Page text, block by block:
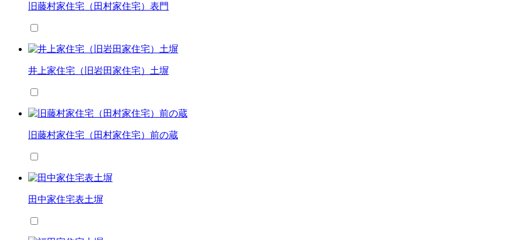
旧藤村家住宅（田村家住宅）表門
井上家住宅（旧岩田家住宅）土塀
旧藤村家住宅（田村家住宅）前の蔵
田中家住宅表土塀